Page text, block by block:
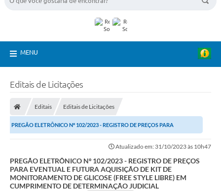
MENU
Editais de Licitações
Editais Editais de Licitações
PREGÃO ELETRÔNICO Nº 102/2023 - REGISTRO DE PREÇOS PARA
Atualizado em: 31/10/2023 às 10h47
PREGÃO ELETRÔNICO Nº 102/2023 - REGISTRO DE PREÇOS
PARA EVENTUAL E FUTURA AQUISIÇÃO DE KIT DE
MONITORAMENTO DE GLICOSE (FREE STYLE LIBRE) EM
CUMPRIMENTO DE DETERMINAÇÃO JUDICIAL